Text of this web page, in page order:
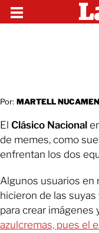
Por: MARTELL
El Clásico Nacional
de memes, como
enfrentan los dos
Algunos usuarios en
hicieron de las
para crear imágenes
azulcremas, pues el